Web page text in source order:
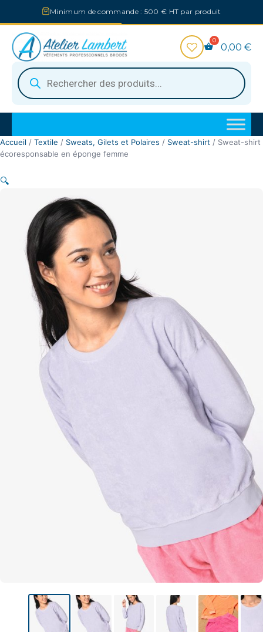
au
contenu
Minimum de commande : 500 € HT par produit
Recherche
de
produits
0,00 €
Accueil / Textile / Sweats, Gilets et Polaires / Sweat-shirt / Sweat-shirt
écoresponsable en éponge femme
🔍